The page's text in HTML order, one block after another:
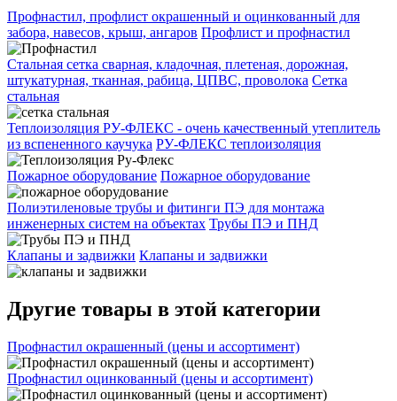
Профнастил, профлист окрашенный и оцинкованный для
забора, навесов, крыш, ангаров Профлист и профнастил
Стальная сетка сварная, кладочная, плетеная, дорожная,
штукатурная, тканная, рабица, ЦПВС, проволока Сетка
стальная
Теплоизоляция РУ-ФЛЕКС - очень качественный утеплитель
из вспененного каучука РУ-ФЛЕКС теплоизоляция
Пожарное оборудование Пожарное оборудование
Полиэтиленовые трубы и фитинги ПЭ для монтажа
инженерных систем на объектах Трубы ПЭ и ПНД
Клапаны и задвижки Клапаны и задвижки
Другие товары в этой категории
Профнастил окрашенный (цены и ассортимент)
Профнастил оцинкованный (цены и ассортимент)